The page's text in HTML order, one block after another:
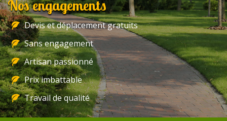
Nos engagements
Devis et déplacement gratuits
Sans engagement
Artisan passionné
Prix imbattable
Travail de qualité